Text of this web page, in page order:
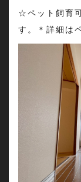
☆ペット飼育
す。＊詳細は